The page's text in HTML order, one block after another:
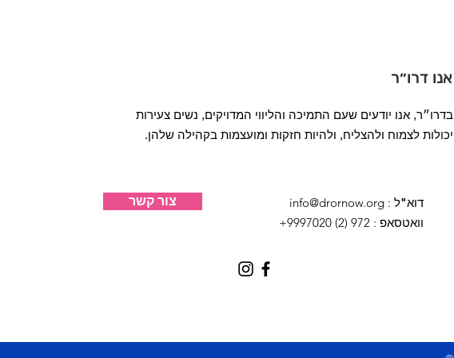
אנו דרו״ר
בדרו״ר, אנו יודעים שעם התמיכה והליווי המדויקים, נשים צעירות
יכולות לצמוח ולהצליח, ולהיות חזקות ומועצמות בקהילה שלהן.
צור קשר דוא"ל :
info@drornow.org
וואטסאפ : 972 (2) 9997020+